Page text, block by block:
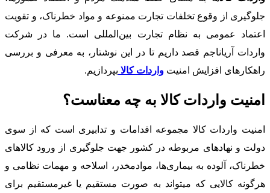
جلوگیری از وقوع تخلفات تجارت ممنوعه و مواد خطرناک، و تقویت
اعتماد عمومی به نظام تجارت بین‌المللی است. ما در شرکت
واردات آریاناجم قصد داریم تا در این نوشتار، به معرفی و بررسی
راهکارهای افزایش امنیت واردات کالا ‌ بپردازیم.
امنیت واردات کالا به چه معناست؟
امنیت واردات کالا مجموعه اقدامات و تدابیری است که از سوی
دولت و نهادهای مربوطه در کشور جهت جلوگیری از ورود کالاهای
خطرناک، آلوده به بیماری‌ها، موادمخدر، اسلاحه و مهمات نظامی و
هرگونه کالایی که می­تواند به صورت مستقیم یا غیرمستقیم برای